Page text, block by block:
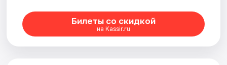
Билеты со скидкой
на Kassir.ru